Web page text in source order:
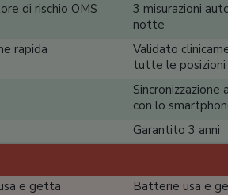
di rischio OMS
3 misurazioni
notte
rapida
Validato
tutte le posizioni
Sincronizzazione
con lo
Garantito 3 anni
e getta Batterie usa e